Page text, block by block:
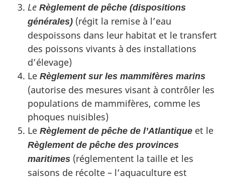
Le Règlement de pêche (dispositions
générales) (régit la remise à l’eau
despoissons dans leur habitat et le transfert
des poissons vivants à des installations
d’élevage)
Le Règlement sur les mammifères marins
(autorise des mesures visant à contrôler les
populations de mammifères, comme les
phoques nuisibles)
Le Règlement de pêche de l’Atlantique et le
Règlement de pêche des provinces
maritimes (réglementent la taille et les
saisons de récolte – l’aquaculture est